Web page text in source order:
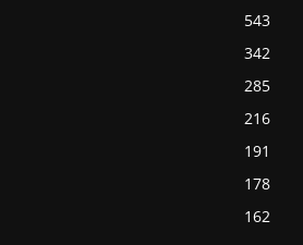
543
342
285
216
191
178
162